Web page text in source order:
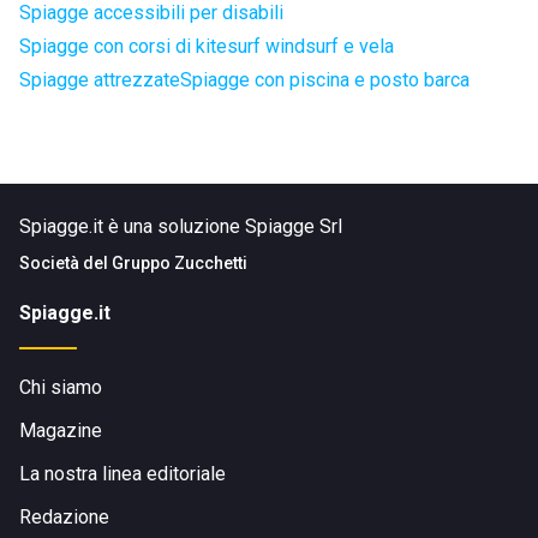
Spiagge accessibili per disabili
Spiagge con corsi di kitesurf windsurf e vela
Spiagge attrezzateSpiagge con piscina e posto barca
Spiagge.it è una soluzione Spiagge Srl
Società del Gruppo Zucchetti
Spiagge.it
Chi siamo
Magazine
La nostra linea editoriale
Redazione